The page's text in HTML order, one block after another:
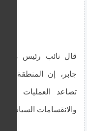
قال نائب رئيس مجلس
جابر، إن المنطقة
تصاعد العمليات
والانقسامات السياسية.